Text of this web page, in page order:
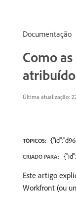
Documentação
Como
Última atualização:
TÓPICOS:
CRIADO PARA:
Este artigo
Workfront (ou